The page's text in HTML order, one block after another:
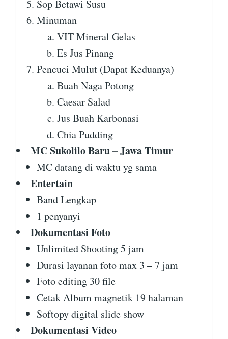
Sop Betawi Susu
Minuman
VIT Mineral Gelas
Es Jus Pinang
Pencuci Mulut (Dapat Keduanya)
Buah Naga Potong
Caesar Salad
Jus Buah Karbonasi
Chia Pudding
MC Sukolilo Baru – Jawa Timur
MC datang di waktu yg sama
Entertain
Band Lengkap
1 penyanyi
Dokumentasi Foto
Unlimited Shooting 5 jam
Durasi layanan foto max 3 – 7 jam
Foto editing 30 file
Cetak Album magnetik 19 halaman
Softopy digital slide show
Dokumentasi Video